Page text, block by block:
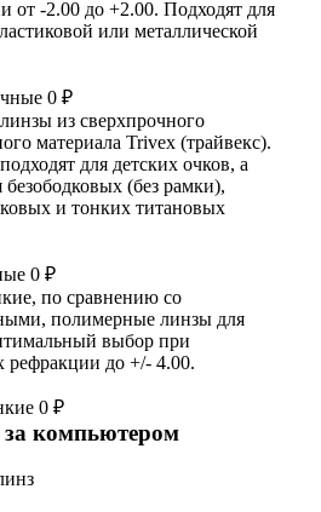
от -2.00 до +2.00. Подходят для
или металлической
0 ₽
из сверхпрочного
материала Trivex (трайвекс).
для детских очков, а
безободковых (без рамки),
и тонких титановых
0 ₽
по сравнению со
полимерные линзы для
выбор при
рефракции до +/- 4.00.
0 ₽
компьютером